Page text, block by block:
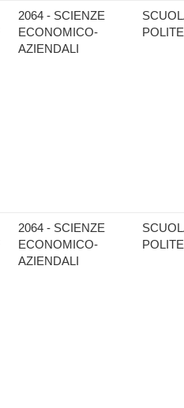
2064 - SCIENZE
ECONOMICO-
AZIENDALI
2064 - SCIENZE
ECONOMICO-
AZIENDALI